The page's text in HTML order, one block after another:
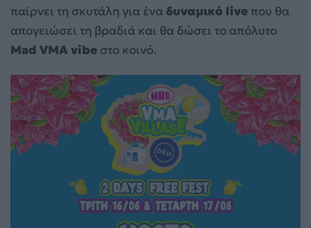
παίρνει τη σκυτάλη για έναδυναμικό live που θα
απογειώσει τη βραδιά και θα δώσει το απόλυτο
Mad VMA vibe στο κοινό.